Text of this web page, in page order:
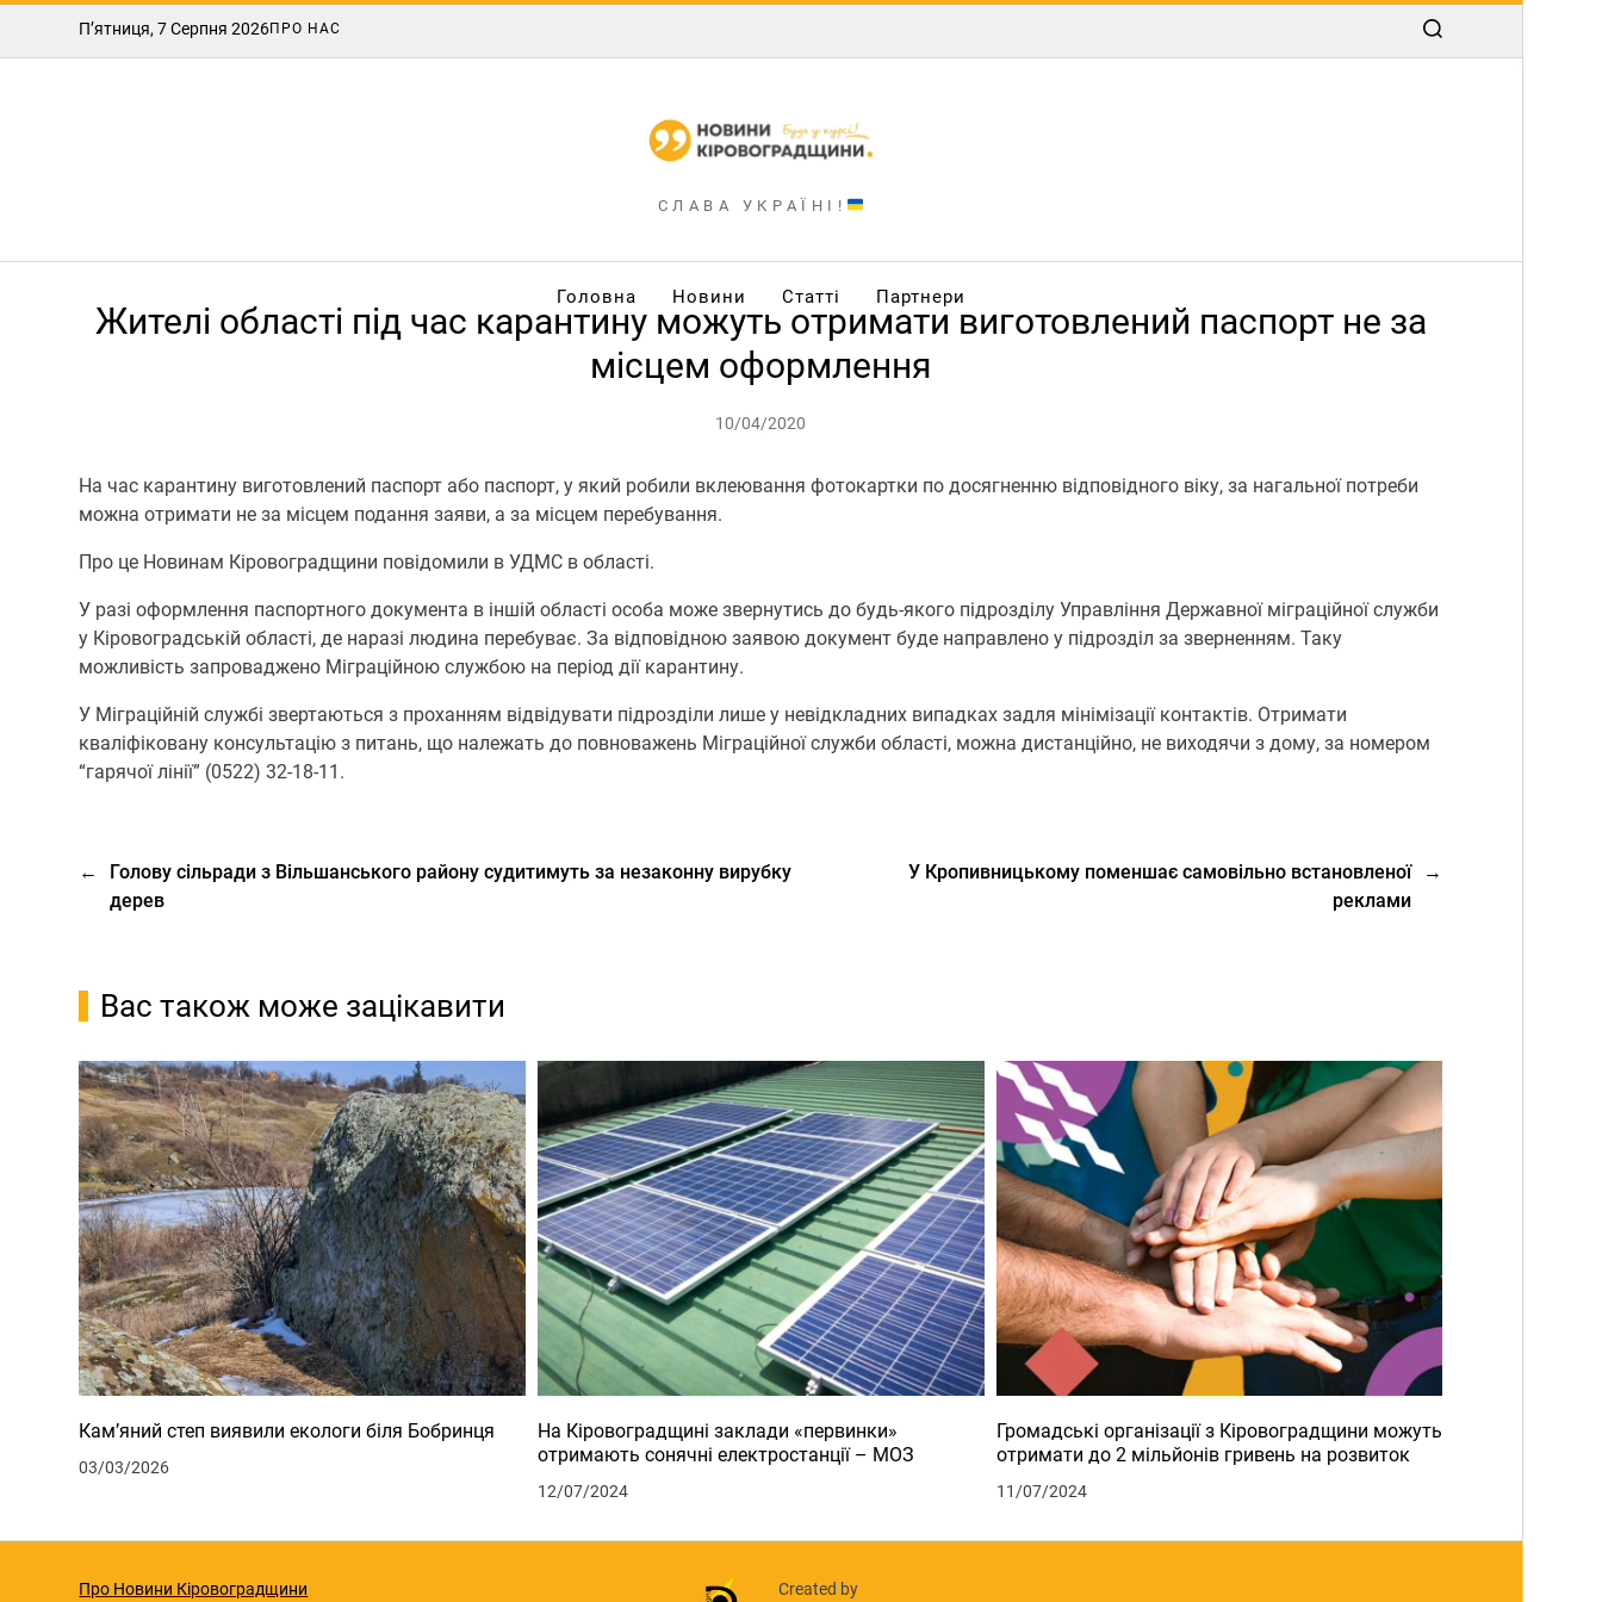
П’ятниця, 7 Серпня 2026ПРО НАС
СЛАВА УКРАЇНІ!
Головна Новини Статті Партнери
Жителі області під час карантину можуть отримати виготовлений паспорт не за
місцем оформлення
10/04/2020
На час карантину виготовлений паспорт або паспорт, у який робили вклеювання фотокартки по досягненню відповідного віку, за нагальної потреби
можна отримати не за місцем подання заяви, а за місцем перебування.
Про це Новинам Кіровоградщини повідомили в УДМС в області.
У разі оформлення паспортного документа в іншій області особа може звернутись до будь-якого підрозділу Управління Державної міграційної служби
у Кіровоградській області, де наразі людина перебуває. За відповідною заявою документ буде направлено у підрозділ за зверненням. Таку
можливість запроваджено Міграційною службою на період дії карантину.
У Міграційній службі звертаються з проханням відвідувати підрозділи лише у невідкладних випадках задля мінімізації контактів. Отримати
кваліфіковану консультацію з питань, що належать до повноважень Міграційної служби області, можна дистанційно, не виходячи з дому, за номером
“гарячої лінії” (0522) 32-18-11.
←
Голову сільради з Вільшанського району судитимуть за незаконну вирубку
дерев
→
У Кропивницькому поменшає самовільно встановленої
реклами
Вас також може зацікавити
Кам’яний степ виявили екологи біля Бобринця
03/03/2026
На Кіровоградщині заклади «первинки»
отримають сонячні електростанції – МОЗ
12/07/2024
Громадські організації з Кіровоградщини можуть
отримати до 2 мільйонів гривень на розвиток
11/07/2024
Про Новини Кіровоградщини Created by